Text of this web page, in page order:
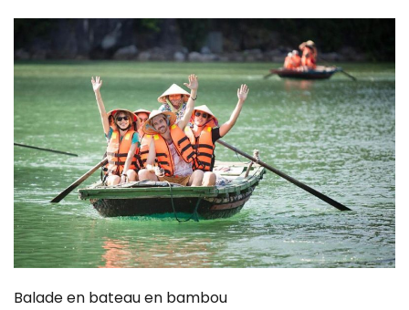
Balade en bateau en bambou